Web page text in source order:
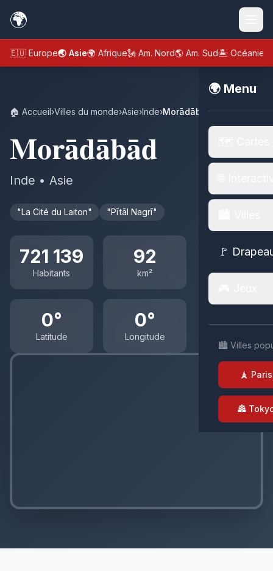
🌍
🇪🇺 Europe🌏 Asie🌍 Afrique🗽 Am. Nord🌎 Am. Sud🏝️ Océanie
🌍 Menu
🚩
🏙️ Villes
🗼 Paris
🏯
🏠 Accueil›Villes du monde›Asie›Inde›Morādābād
Morādābād
Inde • Asie
"La Cité du Laiton" "Pītāl Nagrī"
721 139
Habitants
92
km²
0°
Latitude
0°
Longitude